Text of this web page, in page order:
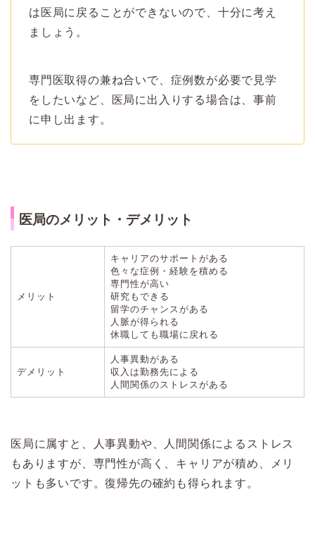
は医局に戻ることができないので、十分に考え
ましょう。
専門医取得の兼ね合いで、症例数が必要で見学
をしたいなど、医局に出入りする場合は、事前
に申し出ます。
医局のメリット・デメリット
メリット
キャリアのサポートがある
色々な症例・経験を積める
専門性が高い
研究もできる
留学のチャンスがある
人脈が得られる
休職しても職場に戻れる
デメリット
人事異動がある
収入は勤務先による
人間関係のストレスがある
医局に属すと、人事異動や、人間関係によるストレス
もありますが、専門性が高く、キャリアが積め、メリ
ットも多いです。復帰先の確約も得られます。